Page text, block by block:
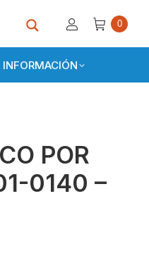
0
INFORMACIÓN
POR
0140 –